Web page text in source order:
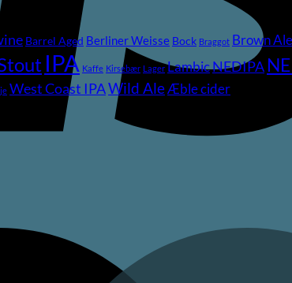
Barrel Aged Berliner Weisse Bock Braggot Brown Ale
IPA Kaffe Kirsebær Lager LambicNEDIPA
West Coast IPAWild AleÆble cider